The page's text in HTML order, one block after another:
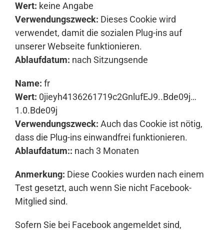
Wert: keine Angabe
Verwendungszweck: Dieses Cookie wird
verwendet, damit die sozialen Plug-ins auf
unserer Webseite funktionieren.
Ablaufdatum: nach Sitzungsende
Name: fr
Wert: 0jieyh4136261719c2GnlufEJ9..Bde09j…
1.0.Bde09j
Verwendungszweck: Auch das Cookie ist nötig,
dass die Plug-ins einwandfrei funktionieren.
Ablaufdatum:: nach 3 Monaten
Anmerkung: Diese Cookies wurden nach einem
Test gesetzt, auch wenn Sie nicht Facebook-
Mitglied sind.
Sofern Sie bei Facebook angemeldet sind,